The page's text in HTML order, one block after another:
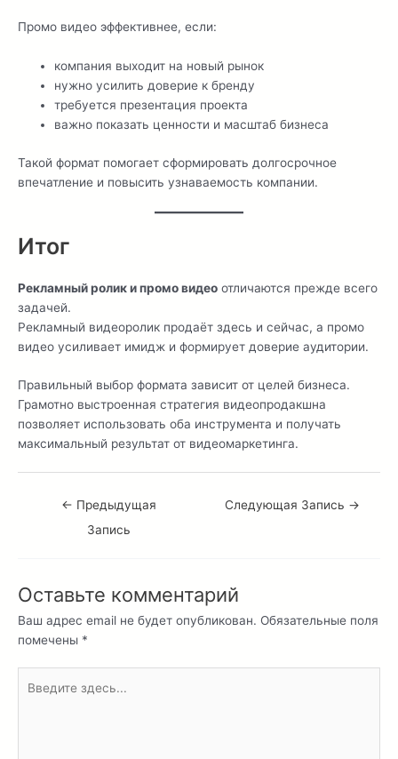
Промо видео эффективнее, если:
компания выходит на новый рынок
нужно усилить доверие к бренду
требуется презентация проекта
важно показать ценности и масштаб бизнеса
Такой формат помогает сформировать долгосрочное
впечатление и повысить узнаваемость компании.
Итог
Рекламный ролик и промо видео отличаются прежде всего
задачей.
Рекламный видеоролик продаёт здесь и сейчас, а промо
видео усиливает имидж и формирует доверие аудитории.
Правильный выбор формата зависит от целей бизнеса.
Грамотно выстроенная стратегия видеопродакшна
позволяет использовать оба инструмента и получать
максимальный результат от видеомаркетинга.
← Предыдущая
Запись
Следующая Запись →
Оставьте комментарий
Ваш адрес email не будет опубликован. Обязательные поля
помечены *
здесь...